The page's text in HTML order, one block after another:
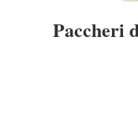
Paccheri